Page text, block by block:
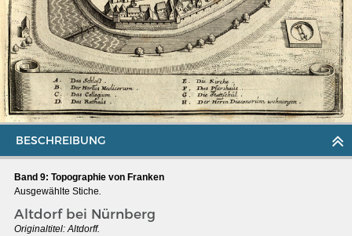
MERIANS DEUTSCHLAND 1642 - 1654
Interaktive Karte
Bildergalerie Topographia Germaniae
Impressum
BESCHREIBUNG
Band 9: Topographie von Franken
Ausgewählte Stiche.
Altdorf bei Nürnberg
Originaltitel:Altdorff.